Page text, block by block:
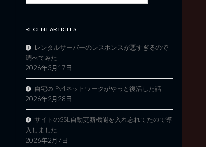
RECENT ARTICLES
レンタルサーバーのレスポンスが悪すぎるので
調べてみた
2026年3月17日
自宅のIPv4ネットワークがやっと復活した話
2026年2月28日
サイトのSSL自動更新機能を入れ忘れてたので導
入しました
2026年2月7日